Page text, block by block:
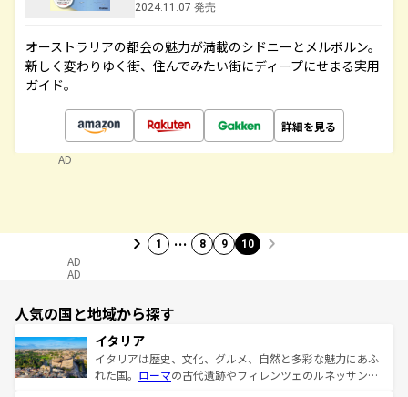
2024.11.07 発売
オーストラリアの都会の魅力が満載のシドニーとメルボルン。
新しく変わりゆく街、住んでみたい街にディープにせまる実用
ガイド。
詳細を見る
AD
1 … 8 9 10
AD
AD
人気の国と地域から探す
イタリア
イタリアは歴史、文化、グルメ、自然と多彩な魅力にあふ
れた国。 ローマの古代遺跡やフィレンツェのルネッサンス